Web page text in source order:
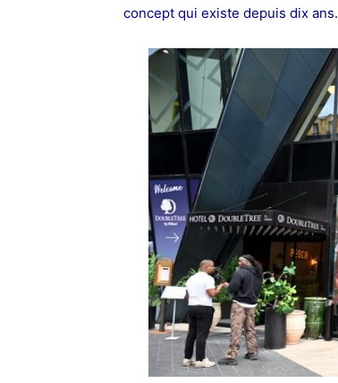
concept qui existe depuis dix ans.